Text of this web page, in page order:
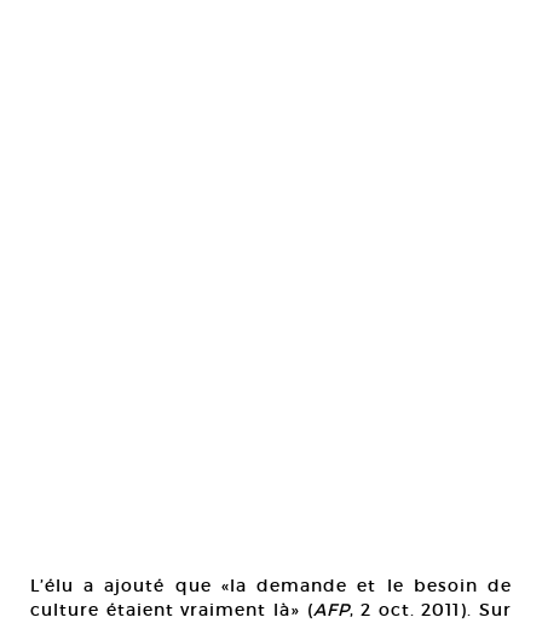
L’élu a ajouté que «la demande et le besoin de
culture étaient vraiment là» (AFP, 2 oct. 2011). Sur